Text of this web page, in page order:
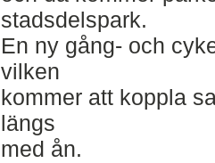
stadsdelspark.
En ny gång- och
vilken
kommer att koppla
längs
med ån.